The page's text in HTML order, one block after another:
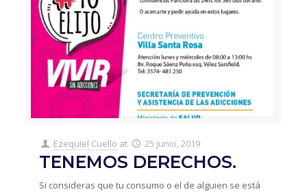
Ezequiel Cuello at 25 junio, 2019
TENEMOS DERECHOS.
Si consideras que tu consumo o el de alguien se está